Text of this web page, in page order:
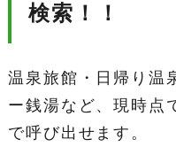
検索！！
温泉旅館・日帰り温
ー銭湯など、現時点
で呼び出せます。